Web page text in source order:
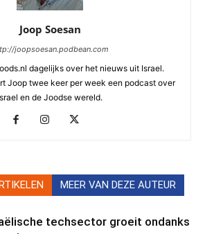
Joop Soesan
joopsoesan.podbean.com
dagelijks over het nieuws uit Israel.
Joop twee keer per week een podcast over
en de Joodse wereld.
MEER VAN DEZE AUTEUR
techsector groeit ondanks